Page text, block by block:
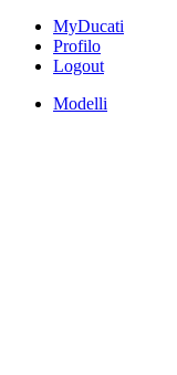
MyDucati
Profilo
Logout
Modelli